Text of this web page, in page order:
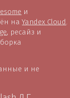
и
наYandex Cloud.
, ресайз и
и не